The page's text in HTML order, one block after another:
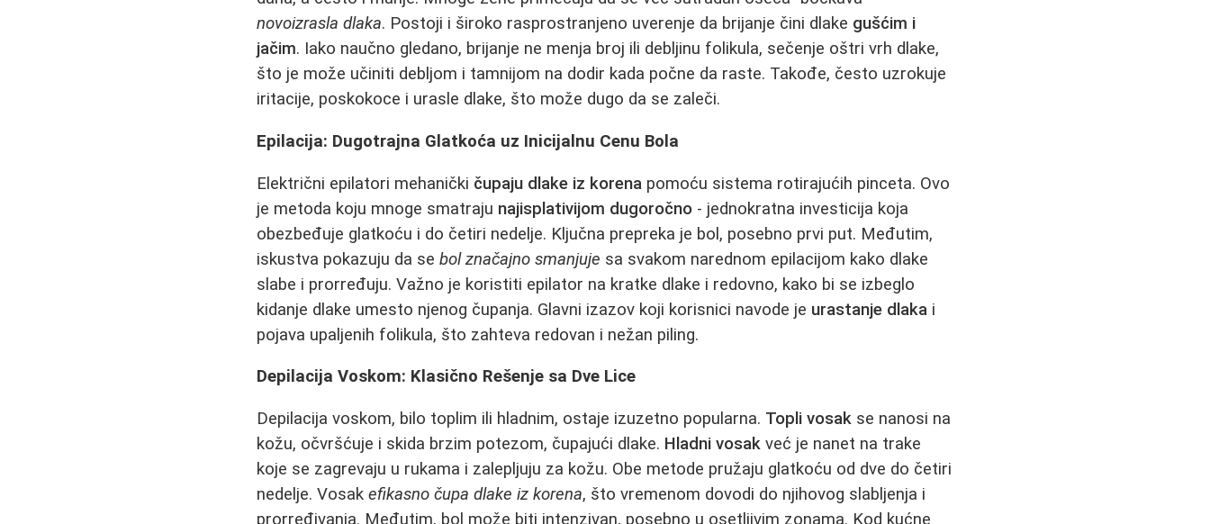
novoizrasla dlaka. Postoji i široko rasprostranjeno uverenje da brijanje čini dlake gušćim i
jačim. Iako naučno gledano, brijanje ne menja broj ili debljinu folikula, sečenje oštri vrh dlake,
što je može učiniti debljom i tamnijom na dodir kada počne da raste. Takođe, često uzrokuje
iritacije, poskokoce i urasle dlake, što može dugo da se zaleči.
Epilacija: Dugotrajna Glatkoća uz Inicijalnu Cenu Bola
Električni epilatori mehanički čupaju dlake iz korena pomoću sistema rotirajućih pinceta. Ovo
je metoda koju mnoge smatraju najisplativijom dugoročno - jednokratna investicija koja
obezbeđuje glatkoću i do četiri nedelje. Ključna prepreka je bol, posebno prvi put. Međutim,
iskustva pokazuju da sebol značajno smanjuje sa svakom narednom epilacijom kako dlake
slabe i prorređuju. Važno je koristiti epilator na kratke dlake i redovno, kako bi se izbeglo
kidanje dlake umesto njenog čupanja. Glavni izazov koji korisnici navode je urastanje dlaka i
pojava upaljenih folikula, što zahteva redovan i nežan piling.
Depilacija Voskom: Klasično Rešenje sa Dve Lice
Depilacija voskom, bilo toplim ili hladnim, ostaje izuzetno popularna. Topli vosak se nanosi na
kožu, očvršćuje i skida brzim potezom, čupajući dlake. Hladni vosak već je nanet na trake
koje se zagrevaju u rukama i zalepljuju za kožu. Obe metode pružaju glatkoću od dve do četiri
nedelje. Vosakefikasno čupa dlake iz korena, što vremenom dovodi do njihovog slabljenja i
prorređivanja. Međutim, bol može biti intenzivan, posebno u osetljivim zonama. Kod kućne